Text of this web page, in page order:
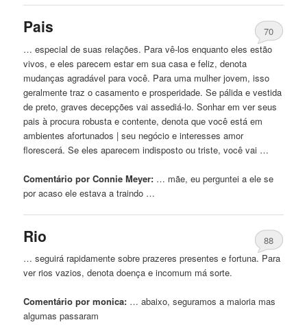
Pais
70
… especial de suas relações. Para vê-los enquanto eles estão
vivos, e eles parecem estar em suacasa e feliz, denota
mudanças agradável para você. Para uma mulher jovem, isso
geralmente traz o casamento e prosperidade. Se pálida e vestida
de preto, graves decepções vai assediá-lo. Sonhar em ver seus
pais à procura robusta e contente, denota que você está em
ambientes afortunados | seu negócio e interesses amor
florescerá. Se eles aparecem indisposto ou triste, você vai …
Comentário por Connie Meyer: … mãe, eu pergunteia ele se
por acaso ele estavaa traindo …
Rio
88
… seguirá rapidamente sobre prazeres presentes e fortuna. Para
ver rios vazios, denota doença e incomum má sorte.
Comentário por monica: … abaixo, seguramosa maioria mas
algumas passaram